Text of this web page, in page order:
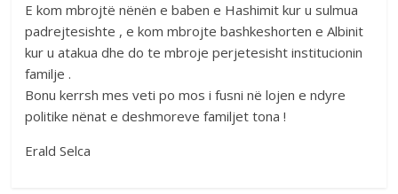
E kom mbrojtë nënën e baben e Hashimit kur u sulmua
padrejtesishte , e kom mbrojte bashkeshorten e Albinit
kur u atakua dhe do te mbroje perjetesisht institucionin
familje .
Bonu kerrsh mes veti po mos i fusni në lojen e ndyre
politike nënat e deshmoreve familjet tona !
Erald Selca